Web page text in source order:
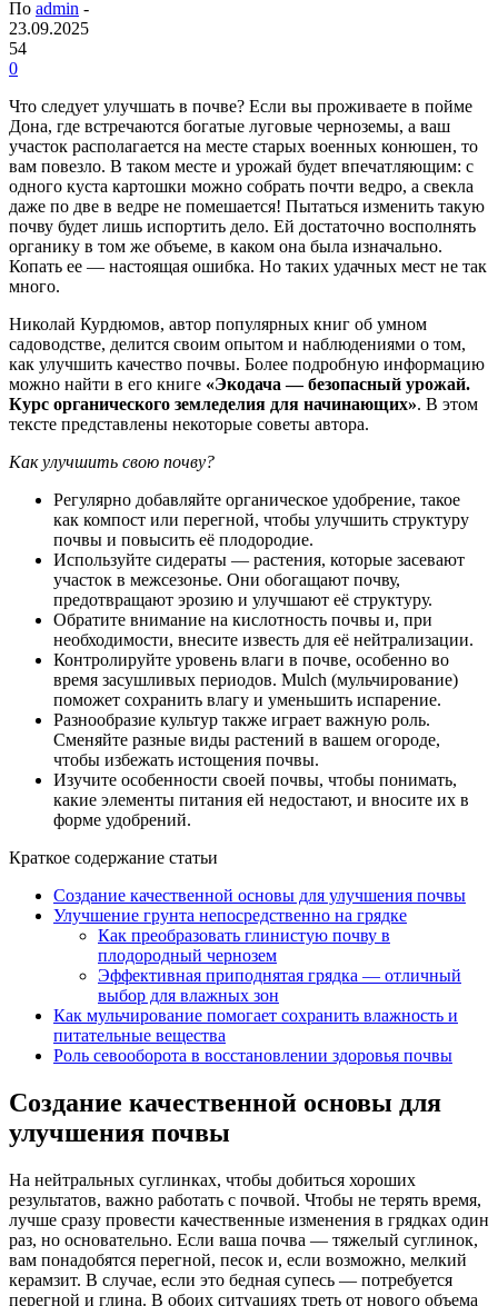
По admin -
23.09.2025
54
0
Что следует улучшать в почве? Если вы проживаете в пойме
Дона, где встречаются богатые луговые черноземы, а ваш
участок располагается на месте старых военных конюшен, то
вам повезло. В таком месте и урожай будет впечатляющим: с
одного куста картошки можно собрать почти ведро, а свекла
даже по две в ведре не помешается! Пытаться изменить такую
почву будет лишь испортить дело. Ей достаточно восполнять
органику в том же объеме, в каком она была изначально.
Копать ее — настоящая ошибка. Но таких удачных мест не так
много.
Николай Курдюмов, автор популярных книг об умном
садоводстве, делится своим опытом и наблюдениями о том,
как улучшить качество почвы. Более подробную информацию
можно найти в его книге «Экодача — безопасный урожай.
Курс органического земледелия для начинающих». В этом
тексте представлены некоторые советы автора.
Как улучшить свою почву?
Регулярно добавляйте органическое удобрение, такое
как компост или перегной, чтобы улучшить структуру
почвы и повысить её плодородие.
Используйте сидераты — растения, которые засевают
участок в межсезонье. Они обогащают почву,
предотвращают эрозию и улучшают её структуру.
Обратите внимание на кислотность почвы и, при
необходимости, внесите известь для её нейтрализации.
Контролируйте уровень влаги в почве, особенно во
время засушливых периодов. Mulch (мульчирование)
поможет сохранить влагу и уменьшить испарение.
Разнообразие культур также играет важную роль.
Сменяйте разные виды растений в вашем огороде,
чтобы избежать истощения почвы.
Изучите особенности своей почвы, чтобы понимать,
какие элементы питания ей недостают, и вносите их в
форме удобрений.
Краткое содержание статьи
Создание качественной основы для улучшения почвы
Улучшение грунта непосредственно на грядке
Как преобразовать глинистую почву в
плодородный чернозем
Эффективная приподнятая грядка — отличный
выбор для влажных зон
Как мульчирование помогает сохранить влажность и
питательные вещества
Роль севооборота в восстановлении здоровья почвы
Создание качественной основы для
улучшения почвы
На нейтральных суглинках, чтобы добиться хороших
результатов, важно работать с почвой. Чтобы не терять время,
лучше сразу провести качественные изменения в грядках один
раз, но основательно. Если ваша почва — тяжелый суглинок,
вам понадобятся перегной, песок и, если возможно, мелкий
керамзит. В случае, если это бедная супесь — потребуется
перегной и глина. В обоих ситуациях треть от нового объема